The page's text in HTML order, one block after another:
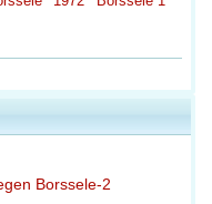
Borssele-2